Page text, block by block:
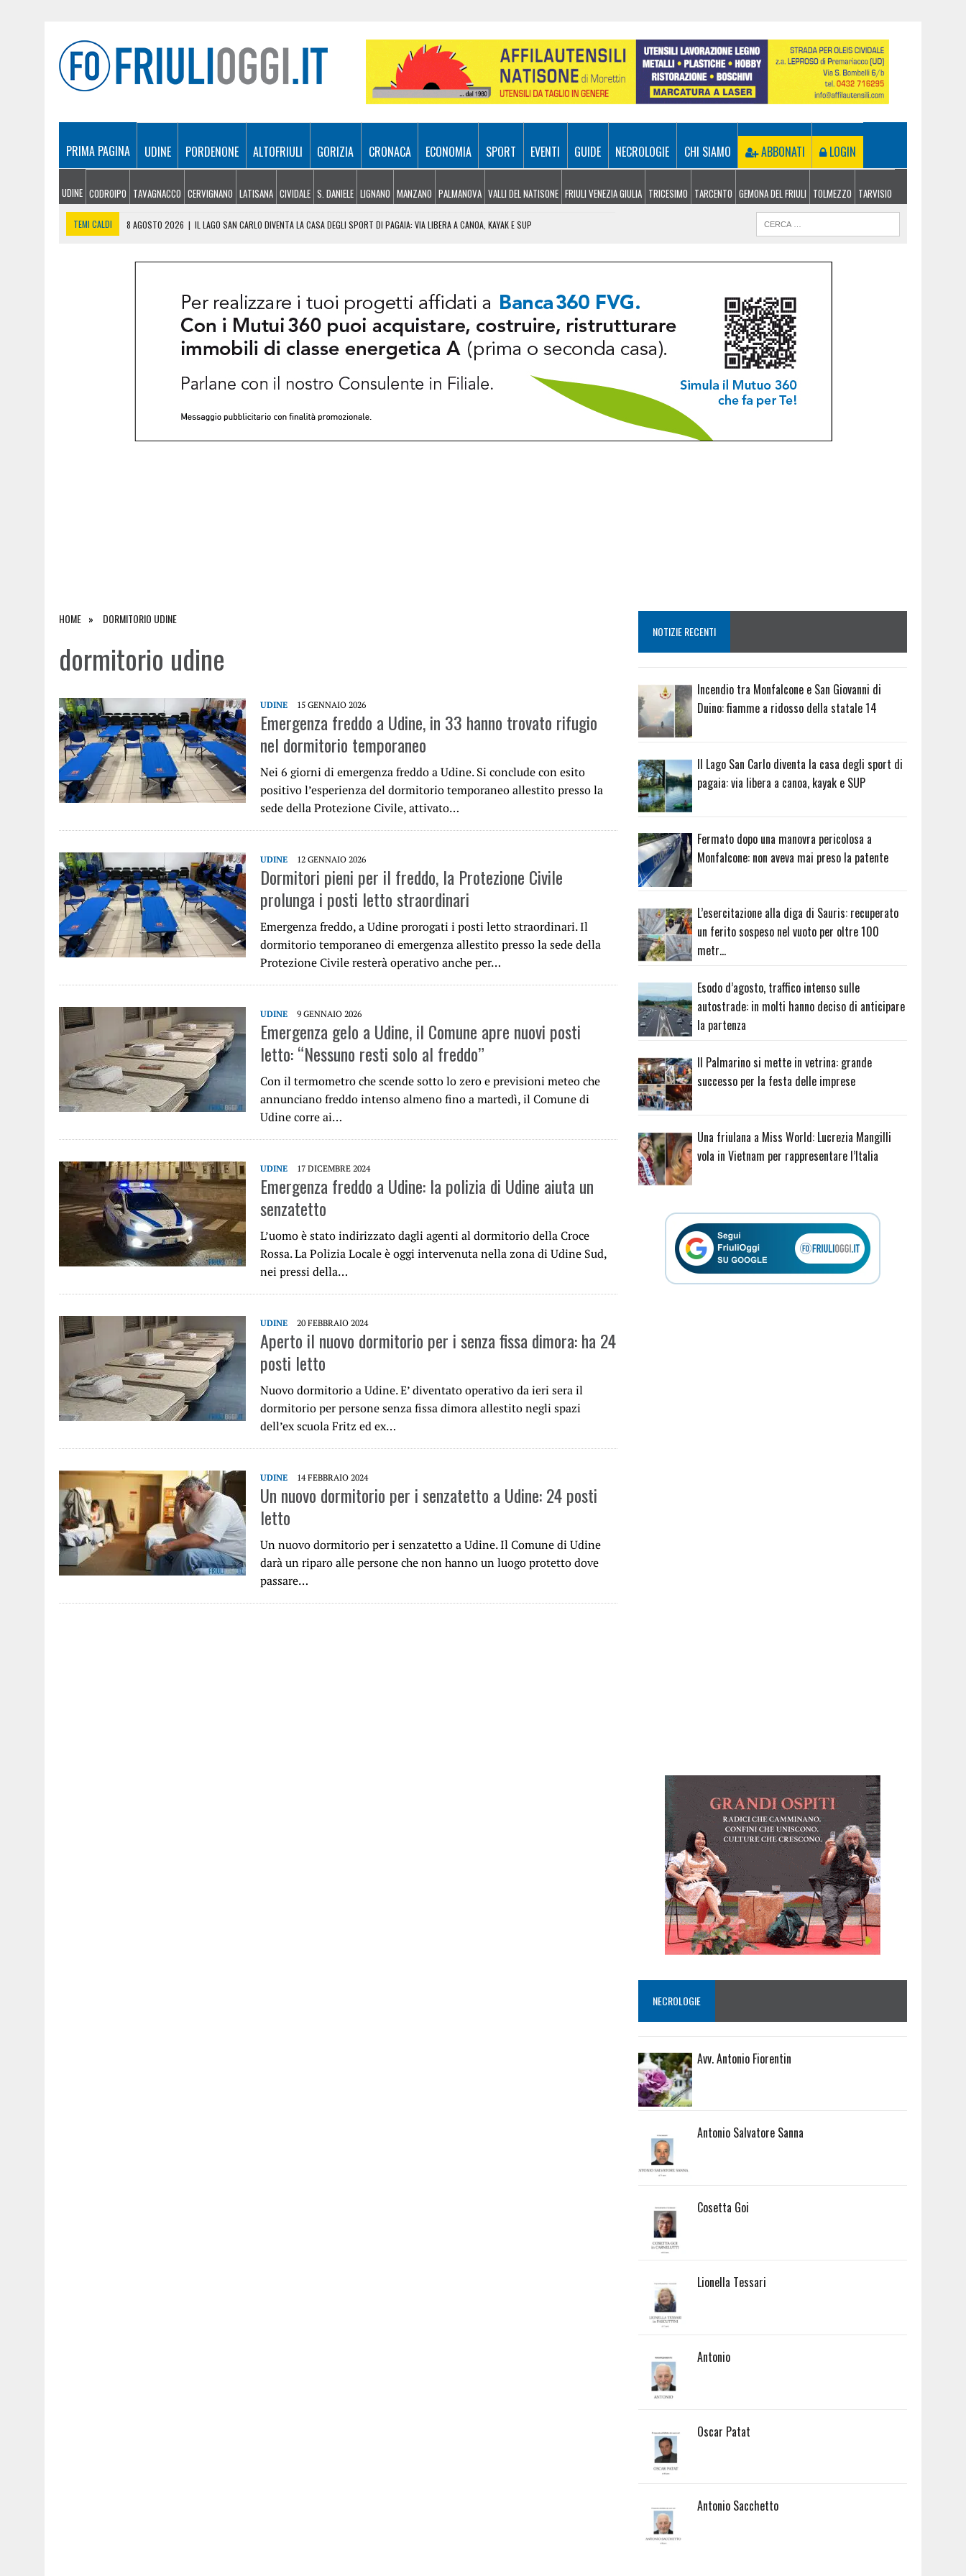
PRIMA PAGINA UDINE PORDENONE ALTOFRIULI GORIZIA CRONACA ECONOMIA SPORT EVENTI GUIDE NECROLOGIE CHI SIAMO ABBONATI LOGIN
UDINE CODROIPO TAVAGNACCO CERVIGNANO LATISANA CIVIDALE S. DANIELE LIGNANO MANZANO PALMANOVA VALLI DEL NATISONE FRIULI VENEZIA GIULIA TRICESIMO TARCENTO GEMONA DEL FRIULI TOLMEZZO TARVISIO
TEMI CALDI 8 AGOSTO 2026 | IL LAGO SAN CARLO DIVENTA LA CASA DEGLI SPORT DI PAGAIA: VIA LIBERA A CANOA, KAYAK E SUP
ESODO D’AGOSTO, TRAFFICO INTENSO SULLE AUTOSTRADE: IN MOLTI HANNO DECISO DI ANTICIPARE LA PARTENZA
INCENDIO TRA MONFALCONE E SAN GIOVANNI DI DUINO: FIAMME A RIDOSSO DELLA STATALE 14
HOME DORMITORIO UDINE
dormitorio udine
UDINE 15 GENNAIO 2026
Emergenza freddo a Udine, in 33 hanno trovato rifugio
nel dormitorio temporaneo
Nei 6 giorni di emergenza freddo a Udine. Si conclude con esito
positivo l’esperienza del dormitorio temporaneo allestito presso la
sede della Protezione Civile, attivato…
UDINE 12 GENNAIO 2026
Dormitori pieni per il freddo, la Protezione Civile
prolunga i posti letto straordinari
Emergenza freddo, a Udine prorogati i posti letto straordinari. Il
dormitorio temporaneo di emergenza allestito presso la sede della
Protezione Civile resterà operativo anche per…
UDINE 9 GENNAIO 2026
Emergenza gelo a Udine, il Comune apre nuovi posti
letto: “Nessuno resti solo al freddo”
Con il termometro che scende sotto lo zero e previsioni meteo che
annunciano freddo intenso almeno fino a martedì, il Comune di
Udine corre ai…
UDINE 17 DICEMBRE 2024
Emergenza freddo a Udine: la polizia di Udine aiuta un
senzatetto
L’uomo è stato indirizzato dagli agenti al dormitorio della Croce
Rossa. La Polizia Locale è oggi intervenuta nella zona di Udine Sud,
nei pressi della…
UDINE 20 FEBBRAIO 2024
Aperto il nuovo dormitorio per i senza fissa dimora: ha 24
posti letto
Nuovo dormitorio a Udine. E’ diventato operativo da ieri sera il
dormitorio per persone senza fissa dimora allestito negli spazi
dell’ex scuola Fritz ed ex…
UDINE 14 FEBBRAIO 2024
Un nuovo dormitorio per i senzatetto a Udine: 24 posti
letto
Un nuovo dormitorio per i senzatetto a Udine. Il Comune di Udine
darà un riparo alle persone che non hanno un luogo protetto dove
passare…
NOTIZIE RECENTI
Incendio tra Monfalcone e San Giovanni di
Duino: fiamme a ridosso della statale 14
Il Lago San Carlo diventa la casa degli sport di
pagaia: via libera a canoa, kayak e SUP
Fermato dopo una manovra pericolosa a
Monfalcone: non aveva mai preso la patente
L’esercitazione alla diga di Sauris: recuperato
un ferito sospeso nel vuoto per oltre 100
metr…
Esodo d’agosto, traffico intenso sulle
autostrade: in molti hanno deciso di anticipare
la partenza
Il Palmarino si mette in vetrina: grande
successo per la festa delle imprese
Una friulana a Miss World: Lucrezia Mangilli
vola in Vietnam per rappresentare l’Italia
NECROLOGIE
Avv. Antonio Fiorentin
Antonio Salvatore Sanna
Cosetta Goi
Lionella Tessari
Antonio
Oscar Patat
Antonio Sacchetto